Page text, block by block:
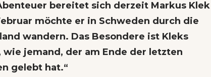
bereitet sich derzeit Markus Klek
möchte er in Schweden durch die
wandern. Das Besondere ist Kleks
wie jemand, der am Ende der letzten
gelebt hat.“